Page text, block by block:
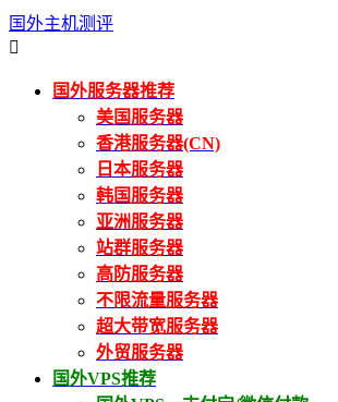
国外主机测评

国外服务器推荐
美国服务器
香港服务器(CN)
日本服务器
韩国服务器
亚洲服务器
站群服务器
高防服务器
不限流量服务器
超大带宽服务器
外贸服务器
国外VPS推荐